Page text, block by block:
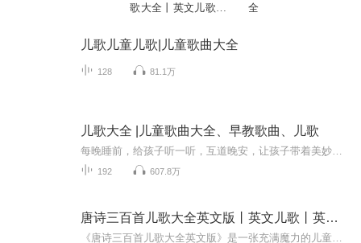
歌大全丨英文儿歌丨
全
儿歌儿童儿歌|儿童歌曲大全
128 81.1万
儿歌大全 |儿童歌曲大全、早教歌曲、儿歌
192 607.8万
唐诗三百首儿歌大全英文版丨英文儿歌丨英文诗歌